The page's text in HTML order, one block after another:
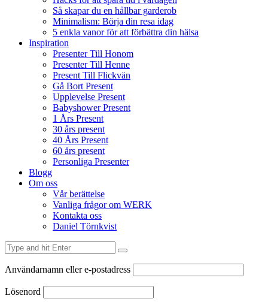
Så skapar du en hållbar garderob
Minimalism: Börja din resa idag
5 enkla vanor för att förbättra din hälsa
Inspiration
Presenter Till Honom
Presenter Till Henne
Present Till Flickvän
Gå Bort Present
Upplevelse Present
Babyshower Present
1 Års Present
30 års present
40 Års Present
60 års present
Personliga Presenter
Blogg
Om oss
Vår berättelse
Vanliga frågor om WERK
Kontakta oss
Daniel Törnkvist
Användarnamn eller e-postadress
Lösenord